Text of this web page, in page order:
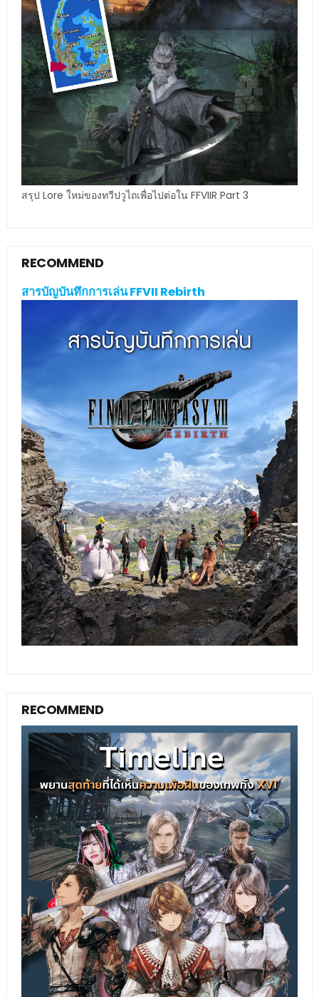
สรุป Lore ใหม่ของทวีปวูไถเพื่อไปต่อใน FFVIIR Part 3
RECOMMEND
สารบัญบันทึกการเล่น FFVII Rebirth
RECOMMEND